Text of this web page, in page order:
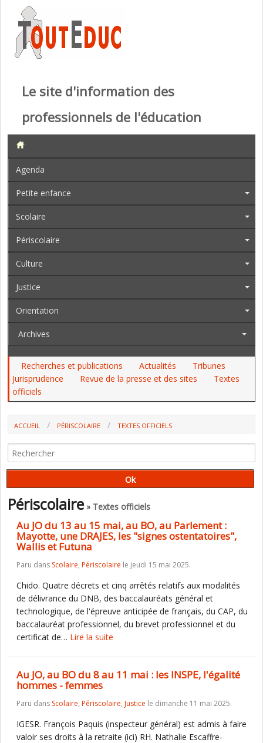
Le site d'information des
professionnels de l'éducation
Agenda
Petite enfance
Scolaire
Périscolaire
Culture
Justice
Orientation
Archives
Recherches et publications Actualités
Tribunes
Jurisprudence
Revue de la presse et des sites
Textes
officiels
ACCUEIL PÉRISCOLAIRE TEXTES OFFICIELS
Périscolaire» Textes officiels
Au JO du 13 au 15 mai, au BO, au Parlement :
Mayotte, une DRAJES, les "signes ostentatoires",
Wallis et Futuna
Paru dans Scolaire, Périscolaire le jeudi 15 mai 2025.
Chido. Quatre décrets et cinq arrêtés relatifs aux modalités
de délivrance du DNB, des baccalauréats général et
technologique, de l'épreuve anticipée de français, du CAP, du
baccalauréat professionnel, du brevet professionnel et du
certificat de… Lire la suite
Au JO, au BO du 8 au 11 mai : les INSPE, l'égalité
hommes - femmes
Paru dans Scolaire, Périscolaire, Justice le dimanche 11 mai 2025.
IGESR. François Paquis (inspecteur général) est admis à faire
valoir ses droits à la retraite (ici) RH. Nathalie Escaffre-